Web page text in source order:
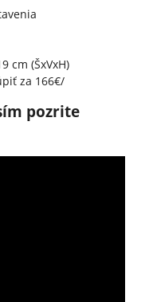
cm (ŠxVxH)
za 166€/
pozrite